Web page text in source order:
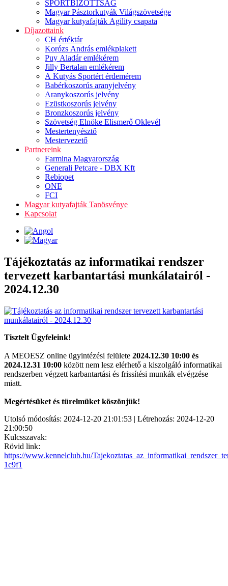
SPORTBIZOTTSÁG
Magyar Pásztorkutyák Világszövetsége
Magyar kutyafajták Agility csapata
Díjazottaink
CH értéktár
Korózs András emlékplakett
Puy Aladár emlékérem
Jilly Bertalan emlékérem
A Kutyás Sportért érdemérem
Babérkoszorús aranyjelvény
Aranykoszorús jelvény
Ezüstkoszorús jelvény
Bronzkoszorús jelvény
Szövetség Elnöke Elismerő Oklevél
Mestertenyésztő
Mestervezető
Partnereink
Farmina Magyarország
Generali Petcare - DBX Kft
Rebiopet
ONE
FCI
Magyar kutyafajták Tanösvénye
Kapcsolat
Tájékoztatás az informatikai rendszer
tervezett karbantartási munkálatairól -
2024.12.30
Tisztelt Ügyfeleink!
A MEOESZ online ügyintézési felülete 2024.12.30 10:00 és
2024.12.31 10:00 között nem lesz elérhető a kiszolgáló informatikai
rendszerben végzett karbantartási és frissítési munkák elvégzése
miatt.
Megértésüket és türelmüket köszönjük!
Utolsó módosítás: 2024-12-20 21:01:53 | Létrehozás: 2024-12-20
21:00:50
Kulcsszavak:
Rövid link:
https://www.kennelclub.hu/
1c9f1